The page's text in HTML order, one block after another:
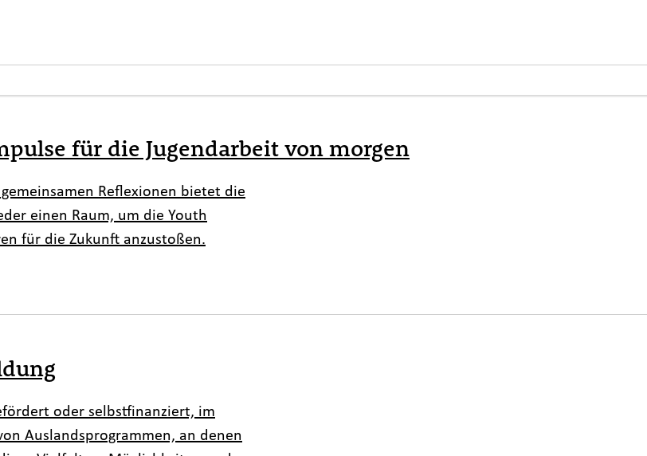
für die Jugendarbeit von morgen
Reflexionen bietet die
einen Raum, um die Youth
für die Zukunft anzustoßen.
oder selbstfinanziert, im
Auslandsprogrammen, an denen